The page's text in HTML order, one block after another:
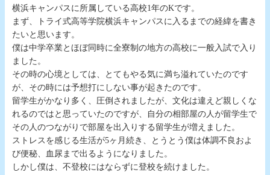
横浜キャンパスに所属している高校1年のKです。
まず、トライ式高等学院横浜キャンパスに入るまでの経緯を書き
たいと思います。
僕は中学卒業とほぼ同時に全寮制の地方の高校に一般入試で入り
ました。
その時の心境としては、とてもやる気に満ち溢れていたのです
が、その時には予想打にしない事が起きたのです。
留学生がかなり多く、圧倒されましたが、文化は違えど親しくな
れるのではと思っていたのですが、自分の相部屋の人が留学生で
その人のつながりで部屋を出入りする留学生が増えました。
ストレスを感じる生活が5ヶ月続き、とうとう僕は体調不良およ
び便秘、血尿まで出るようになりました。
しかし僕は、不登校にはならずに登校を続けました。